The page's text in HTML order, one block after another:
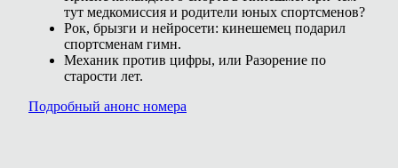
тут медкомиссия и родители юных спортсменов?
Рок, брызги и нейросети: кинешемец подарил
спортсменам гимн.
Механик против цифры, или Разорение по
старости лет.
Подробный анонс номера